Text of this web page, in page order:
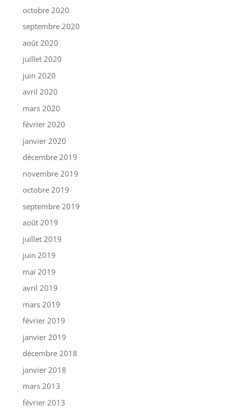
octobre 2020
septembre 2020
août 2020
juillet 2020
juin 2020
avril 2020
mars 2020
février 2020
janvier 2020
décembre 2019
novembre 2019
octobre 2019
septembre 2019
août 2019
juillet 2019
juin 2019
mai 2019
avril 2019
mars 2019
février 2019
janvier 2019
décembre 2018
janvier 2018
mars 2013
février 2013